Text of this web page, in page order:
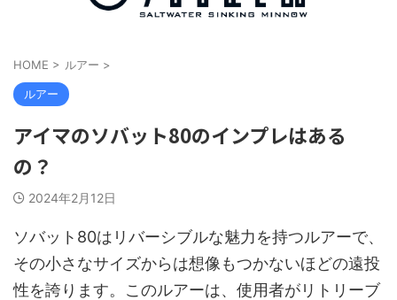
HOME > ルアー >
ルアー
アイマのソバット80のインプレはある
の？
2024年2月12日
ソバット80はリバーシブルな魅力を持つルアーで、
その小さなサイズからは想像もつかないほどの遠投
性を誇ります。このルアーは、使用者がリトリーブ